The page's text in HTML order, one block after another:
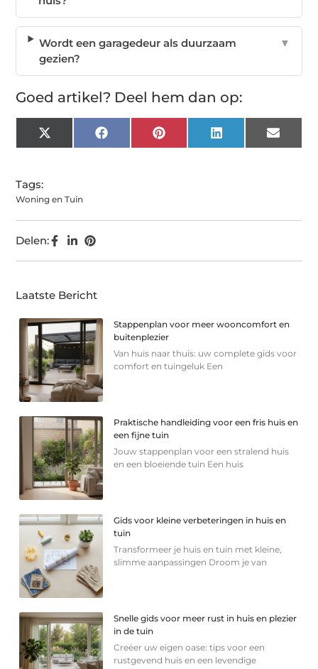
Wordt een garagedeur als duurzaam
gezien?
▼
Goed artikel? Deel hem dan op:
X
(Twitter)
Facebook Pinterest LinkedIn Email
Tags:
Woning en Tuin
Delen:
Laatste Bericht
Stappenplan voor meer wooncomfort en
buitenplezier
Van huis naar thuis: uw complete gids voor
comfort en tuingeluk Een
Praktische handleiding voor een fris huis en
een fijne tuin
Jouw stappenplan voor een stralend huis
en een bloeiende tuin Een huis
Gids voor kleine verbeteringen in huis en
tuin
Transformeer je huis en tuin met kleine,
slimme aanpassingen Droom je van
Snelle gids voor meer rust in huis en plezier
in de tuin
Creëer uw eigen oase: tips voor een
rustgevend huis en een levendige